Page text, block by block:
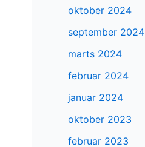
oktober 2024
september 2024
marts 2024
februar 2024
januar 2024
oktober 2023
februar 2023